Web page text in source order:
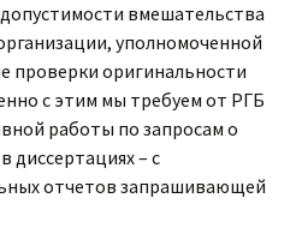
вмешательства
уполномоченной
оригинальности
с этим мы требуем от РГБ
работы по запросам о
диссертациях – c
отчетов запрашивающей